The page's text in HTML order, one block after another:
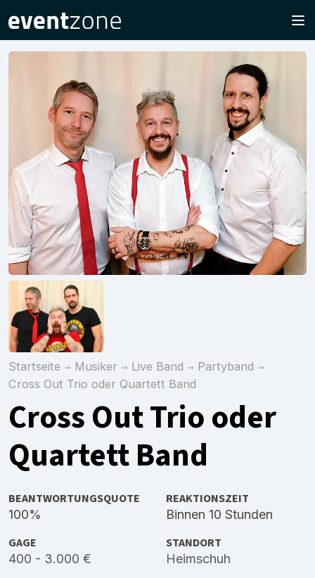
Startseite Musiker Live Band
Partyband
Cross Out Trio oder Quartett Band
Cross Out Trio oder
Quartett Band
BEANTWORTUNGSQUOTE
100%
REAKTIONSZEIT
Binnen 10 Stunden
GAGE
400 - 3.000 €
STANDORT
Heimschuh